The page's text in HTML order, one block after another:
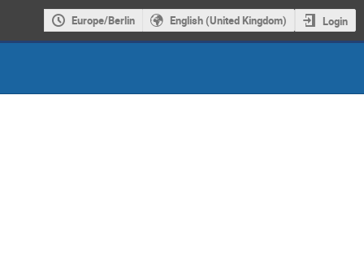
Europe/Berlin English (United Kingdom) Login